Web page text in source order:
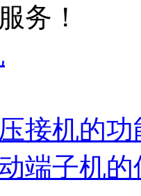
务！
接机的
端子机